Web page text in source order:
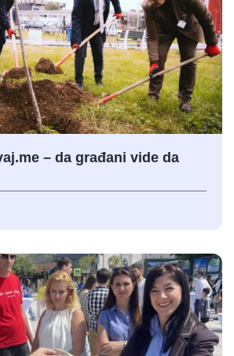
– da građani vide da